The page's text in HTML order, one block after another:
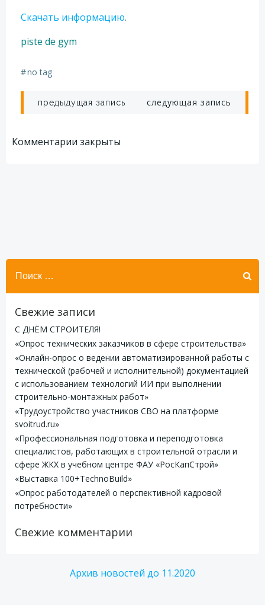
Скачать информацию.
piste de gym
#no tag
Навигация
по
предыдущая запись
Навигация
следующая запись
Комментарии закрыты
Найти:
Свежие записи
С ДНЁМ СТРОИТЕЛЯ!
«Опрос технических заказчиков в сфере строительства»
«Онлайн-опрос о ведении автоматизированной работы с
технической (рабочей и исполнительной) документацией
с использованием технологий ИИ при выполнении
строительно-монтажных работ»
«Трудоустройство участников СВО на платформе
svoitrud.ru»
«Профессиональная подготовка и переподготовка
специалистов, работающих в строительной отрасли и
сфере ЖКХ в учебном центре ФАУ «РосКапСтрой»
«Выставка 100+TechnoBuild»
«Опрос работодателей о перспективной кадровой
потребности»
Свежие комментарии
Архив новостей до 11.2020